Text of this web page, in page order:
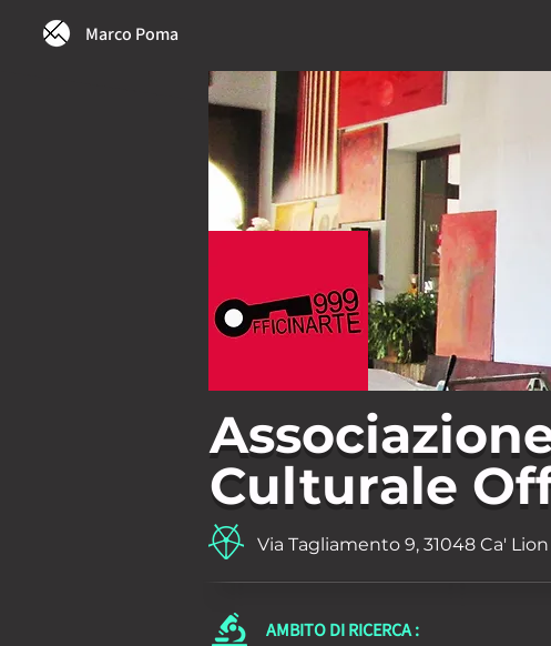
Marco Poma
Culturale
Via Tagliamento 9, 31048 Ca' Lion
AMBITO DI RICERCA :